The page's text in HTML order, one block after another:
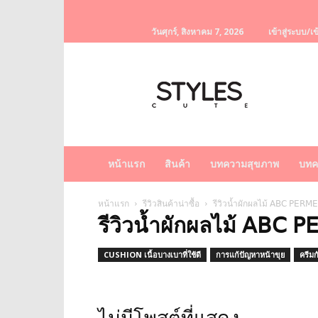
วันศุกร์, สิงหาคม 7, 2026 เข้าสู่ระบบ/เ
เรื่อง
ราว
ครีม
หน้า
ขาว
ครีม
หน้า
หน้าแรก สินค้า บทความสุขภาพ บท
หน้าแรก รีวิวสินค้าน่าซื้อ รีวิวน้ำผักผลไม้ 𝖠𝖡𝖢
รีวิวน้ำผักผลไม้ 𝖠𝖡𝖢
CUSHION เนื้อบางเบาที่ใช้ดี การแก้ปัญหาหน้าขุย ครีม